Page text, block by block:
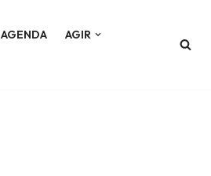
AGENDA
AGIR